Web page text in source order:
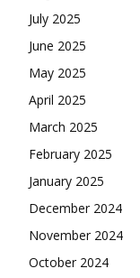
July 2025
June 2025
May 2025
April 2025
March 2025
February 2025
January 2025
December 2024
November 2024
October 2024